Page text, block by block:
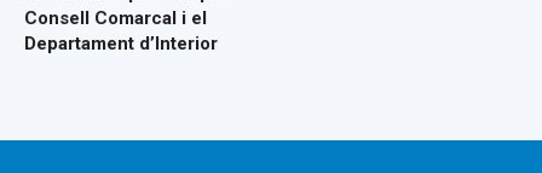
Consell Comarcal i el
Departament d’Interior